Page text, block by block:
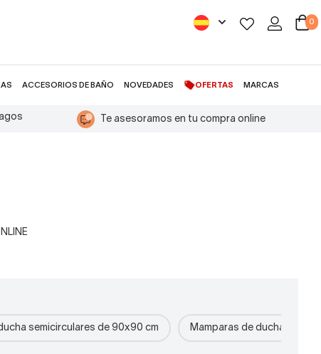
0
ACCESORIOS DE BAÑO NOVEDADES OFERTAS MARCAS
Te asesoramos en tu compra online
semicirculares de 90x90 cm Mamparas de ducha